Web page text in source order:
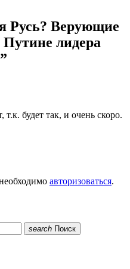
Русь? Верующие
лидера
будет так, и очень скоро.
авторизоваться.
search Поиск